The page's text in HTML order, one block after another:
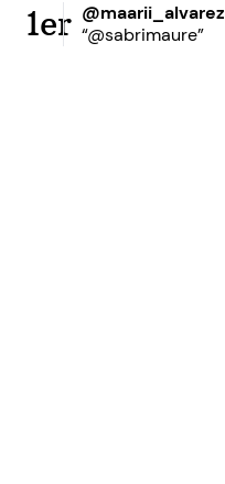
1er @maarii_alvarez
“@sabrimaure”